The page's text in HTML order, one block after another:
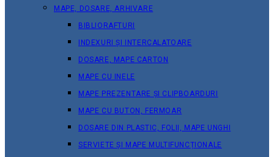
MAPE, DOSARE, ARHIVARE
BIBLIORAFTURI
INDEXURI ȘI INTERCALATOARE
DOSARE, MAPE CARTON
MAPE CU INELE
MAPE PREZENTARE ȘI CLIPBOARDURI
MAPE CU BUTON, FERMOAR
DOSARE DIN PLASTIC, FOLII, MAPE UNGHI
SERVIETE ȘI MAPE MULTIFUNCȚIONALE